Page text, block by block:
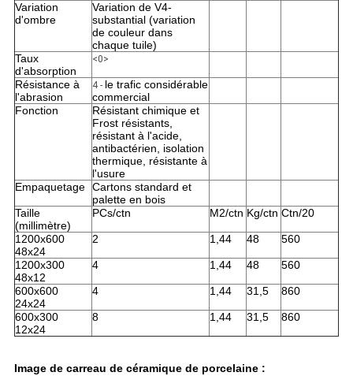
Variation
d'ombre
Variation de V4-
substantial (variation
de couleur dans
chaque tuile)
Taux
d'absorption
<0>
Résistance à
l'abrasion
4 - le trafic considérable
commercial
Fonction
Résistant chimique et
Frost résistants,
résistant à l'acide,
antibactérien, isolation
thermique, résistante à
l'usure
Empaquetage Cartons standard et
palette en bois
Taille
(millimètre)
PCs/ctn M2/ctn Kg/ctn Ctn/20
1200x600
48x24
2 1,44 48 560
1200x300
48x12
4 1,44 48 560
600x600
24x24
4 1,44 31,5 860
600x300
12x24
8 1,44 31,5 860
Image de carreau de céramique de porcelaine :